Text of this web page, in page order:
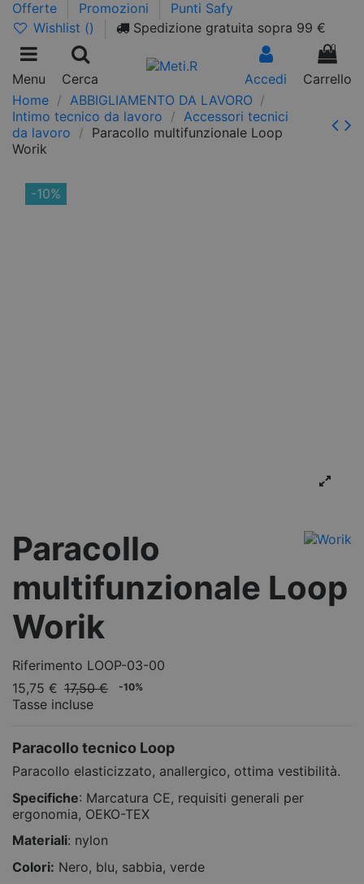
Offerte Promozioni
Punti Safy
Wishlist () Spedizione gratuita sopra 99 €
Menu Cerca Accedi
0
Carrello
Home
ABBIGLIAMENTO DA LAVORO
Intimo tecnico da lavoro
Accessori tecnici
da lavoro
Paracollo multifunzionale Loop
Worik
-10%
Paracollo
multifunzionale Loop
Worik
Riferimento LOOP-03-00
15,75 € 17,50 € -10%
Tasse incluse
Paracollo tecnico Loop
Paracollo elasticizzato, anallergico, ottima vestibilità.
Specifiche: Marcatura CE, requisiti generali per
ergonomia, OEKO-TEX
Materiali: nylon
Colori: Nero, blu, sabbia, verde